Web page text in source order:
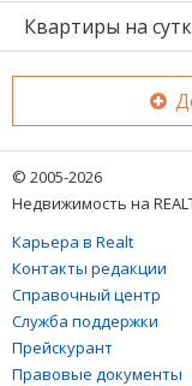
Квартиры на
© 2005-2026
Недвижимость на
Карьера в Realt
Контакты редакции
Справочный центр
Служба поддержки
Прейскурант
Правовые документы